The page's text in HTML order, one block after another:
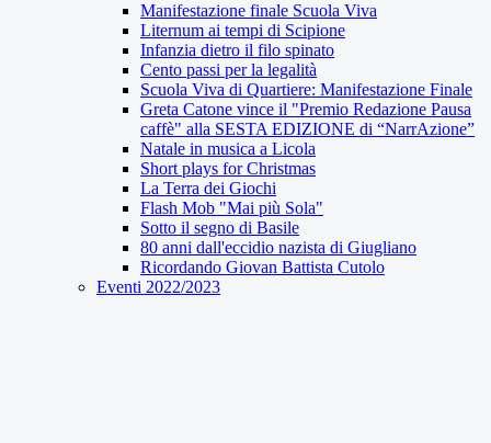
Manifestazione finale Scuola Viva
Liternum ai tempi di Scipione
Infanzia dietro il filo spinato
Cento passi per la legalità
Scuola Viva di Quartiere: Manifestazione Finale
Greta Catone vince il "Premio Redazione Pausa
caffè" alla SESTA EDIZIONE di “NarrAzione”
Natale in musica a Licola
Short plays for Christmas
La Terra dei Giochi
Flash Mob "Mai più Sola"
Sotto il segno di Basile
80 anni dall'eccidio nazista di Giugliano
Ricordando Giovan Battista Cutolo
Eventi 2022/2023